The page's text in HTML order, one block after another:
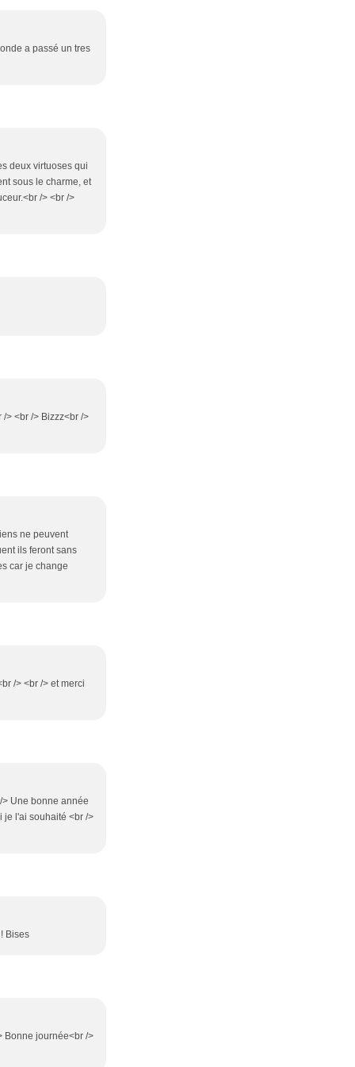
a passé un tres
deux virtuoses qui
sous le charme, et
/> <br />
> <br /> Bizzz<br />
ne peuvent
ils feront sans
car je change
/> <br /> et merci
> Une bonne année
je l'ai souhaité <br />
Bises
Bonne journée<br />